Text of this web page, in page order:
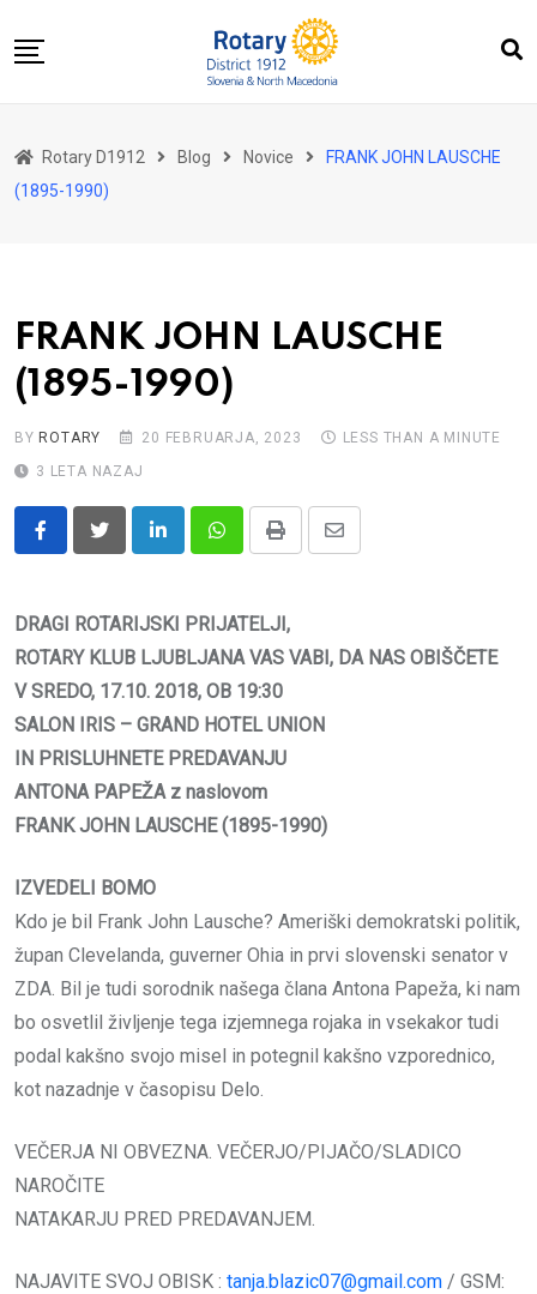
to
O nas
Kontakt
Rotary D1912 Blog Novice
FRANK JOHN LAUSCHE
(1895-1990)
FRANK JOHN LAUSCHE
(1895-1990)
BY ROTARY 20 FEBRUARJA, 2023
LESS THAN A MINUTE
3 LETA NAZAJ
LinkedInWhatsappPrint
Share
DRAGI ROTARIJSKI PRIJATELJI,
ROTARY KLUB LJUBLJANAVAS VABI, DA NAS OBIŠČETE
V SREDO, 17.10. 2018, OB 19:30
SALON IRIS – GRAND HOTEL UNION
IN PRISLUHNETE PREDAVANJU
ANTONA PAPEŽA z naslovom
FRANK JOHN LAUSCHE(1895-1990)
IZVEDELI BOMO
Kdo je bil Frank John Lausche? Ameriški demokratski politik,
župan Clevelanda, guverner Ohia in prvi slovenski senator v
ZDA. Bil je tudi sorodnik našega člana Antona Papeža, ki nam
bo osvetlil življenje tega izjemnega rojaka in vsekakor tudi
podal kakšno svojo misel in potegnil kakšno vzporednico,
kot nazadnje v časopisu Delo.
VEČERJA NI OBVEZNA. VEČERJO/PIJAČO/SLADICO
NAROČITE
NATAKARJU PRED PREDAVANJEM.
NAJAVITE SVOJ OBISK : tanja.blazic07@gmail.com / GSM: